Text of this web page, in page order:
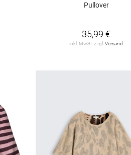
Pullover
35,99 €
inkl. MwSt. zzgl.Versand